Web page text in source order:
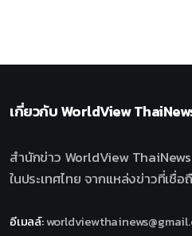
เกี่ยวกับWorldView
สำนักข่าว WorldView
ในประเทศไทย จากแหล่งข่าวที่เชื่
อีเมลล์: